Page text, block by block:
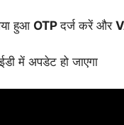
हुआ OTPदर्ज करें और
में अपडेट हो जाएगा